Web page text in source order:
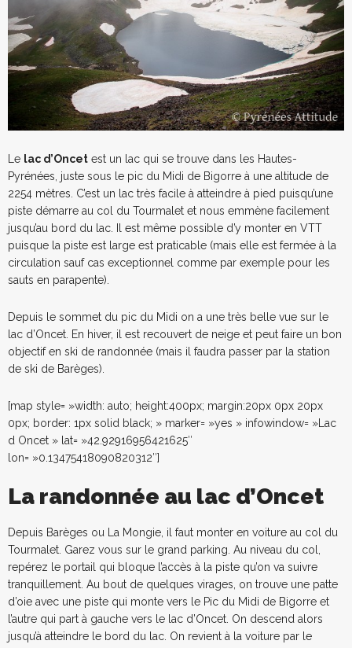
Le lac d’Oncet est un lac qui se trouve dans les Hautes-
Pyrénées, juste sous le pic du Midi de Bigorre à une altitude de
2254 mètres. C’est un lac très facile à atteindre à pied puisqu’une
piste démarre au col du Tourmalet et nous emmène facilement
jusqu’au bord du lac. Il est même possible d’y monter en VTT
puisque la piste est large est praticable (mais elle est fermée à la
circulation sauf cas exceptionnel comme par exemple pour les
sauts en parapente).
Depuis le sommet du pic du Midi on a une très belle vue sur le
lac d’Oncet. En hiver, il est recouvert de neige et peut faire un bon
objectif en ski de randonnée (mais il faudra passer par la station
de ski de Barèges).
[map style= »width: auto; height:400px; margin:20px 0px 20px
0px; border: 1px solid black; » marker= »yes » infowindow= »Lac
d Oncet » lat= »42.92916956421625″
lon= »0.13475418090820312″]
La randonnée au lac d’Oncet
Depuis Barèges ou La Mongie, il faut monter en voiture au col du
Tourmalet. Garez vous sur le grand parking. Au niveau du col,
repérez le portail qui bloque l’accès à la piste qu’on va suivre
tranquillement. Au bout de quelques virages, on trouve une patte
d’oie avec une piste qui monte vers le Pic du Midi de Bigorre et
l’autre qui part à gauche vers le lac d’Oncet. On descend alors
jusqu’à atteindre le bord du lac. On revient à la voiture par le